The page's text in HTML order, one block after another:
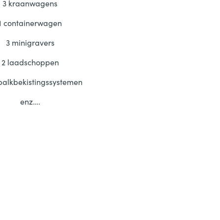
3 kraanwagens
containerwagen
3 minigravers
2 laadschoppen
enz….